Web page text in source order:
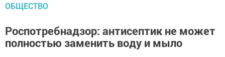
ОБЩЕСТВО
Роспотребнадзор: антисептик не может
полностью заменить воду и мыло